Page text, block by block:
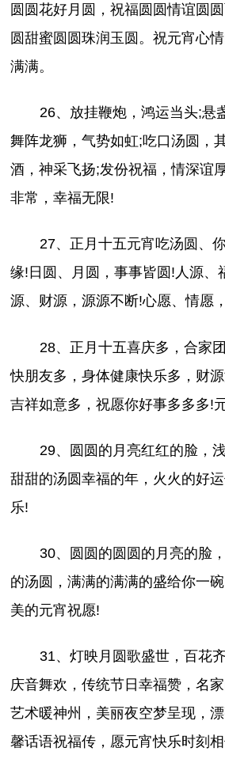
圆圆花好月圆，祝福圆圆情谊圆
圆甜蜜圆圆珠润玉圆。祝元宵心
满满。
26、放挂鞭炮，鸿运当头;悬
舞阵龙狮，气势如虹;吃口汤圆，
酒，神采飞扬;发份祝福，情深谊
非常，幸福无限!
27、正月十五元宵吃汤圆、
缘!日圆、月圆，事事皆圆!人源、
源、财源，源源不断!心愿、情愿
28、正月十五喜庆多，合家
快朋友多，身体健康快乐多，财
吉祥如意多，祝愿你好事多多多!
29、圆圆的月亮红红的脸，
甜甜的汤圆幸福的年，火火的好
乐!
30、圆圆的圆圆的月亮的脸
的汤圆，满满的满满的盛给你一
美的元宵祝愿!
31、灯映月圆歌盛世，百花
庆音舞欢，传统节日幸福赞，名
艺术暖神州，美丽夜空梦呈现，
馨话语祝福传，愿元宵快乐时刻相